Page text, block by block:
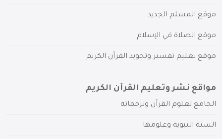
موقع المسلم الجديد
موقع الصلاة في الإسلام
موقع تعليم تفسير وتجويد القرآن الكريم
مواقع نشر وتعليم القرآن الكريم
الجامع لعلوم القرآن وترجماته
السنة النبوية وعلومها